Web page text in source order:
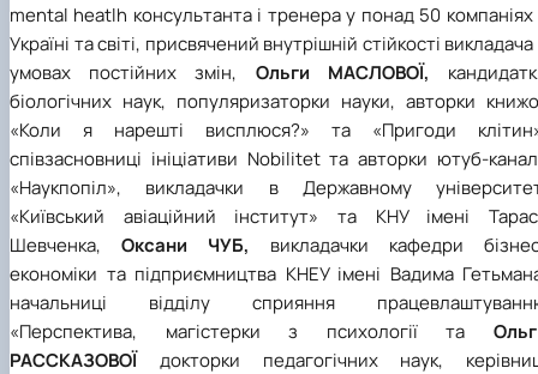
mental heatlh консультанта і тренера у понад 50 компаніях
Україні та світі, присвячений внутрішній стійкості викладача
умовах постійних змін, Ольги МАСЛОВОЇ,
біологічних наук, популяризаторки науки, авторки
«Коли я нарешті висплюся?» та «Пригоди
співзасновниці ініціативи Nobilitet та авторки ютуб-
«Наукпопіл», викладачки в Державному
«Київський авіаційний інститут» та КНУ імені
Шевченка, Оксани ЧУБ, викладачки кафедри
економіки та підприємництва КНЕУ імені Вадима
начальниці відділу сприяння
«Перспектива, магістерки з психології та
РАССКАЗОВОЇдокторки педагогічних наук,